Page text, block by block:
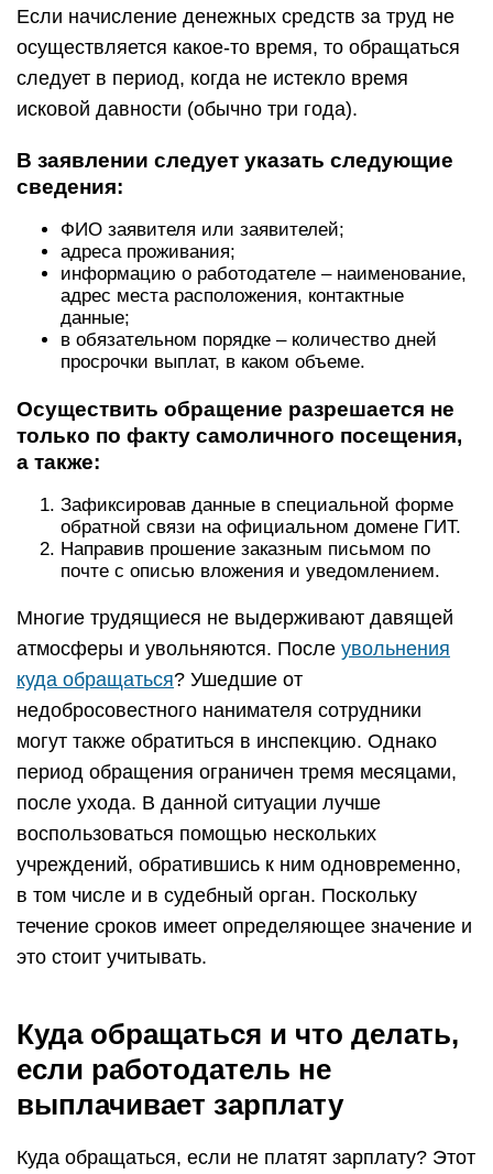
Если начисление денежных средств за труд не
осуществляется какое-то время, то обращаться
следует в период, когда не истекло время
исковой давности (обычно три года).
В заявлении следует указать следующие
сведения:
ФИО заявителя или заявителей;
адреса проживания;
информацию о работодателе – наименование,
адрес места расположения, контактные
данные;
в обязательном порядке – количество дней
просрочки выплат, в каком объеме.
Осуществить обращение разрешается не
только по факту самоличного посещения,
а также:
Зафиксировав данные в специальной форме
обратной связи на официальном домене ГИТ.
Направив прошение заказным письмом по
почте с описью вложения и уведомлением.
Многие трудящиеся не выдерживают давящей
атмосферы и увольняются. После увольнения
куда обращаться? Ушедшие от
недобросовестного нанимателя сотрудники
могут также обратиться в инспекцию. Однако
период обращения ограничен тремя месяцами,
после ухода. В данной ситуации лучше
воспользоваться помощью нескольких
учреждений, обратившись к ним одновременно,
в том числе и в судебный орган. Поскольку
течение сроков имеет определяющее значение и
это стоит учитывать.
Куда обращаться и что делать,
если работодатель не
выплачивает зарплату
Куда обращаться, если не платят зарплату? Этот